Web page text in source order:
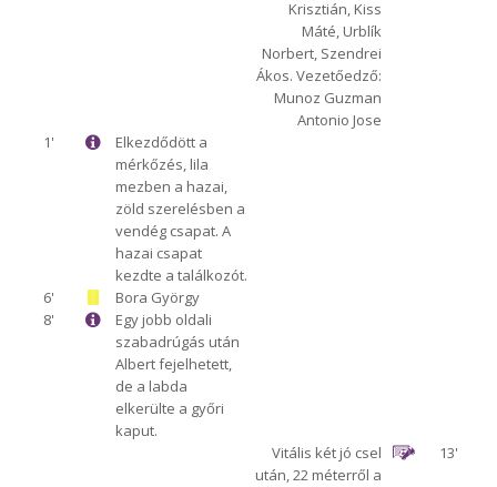
Krisztián, Kiss
Máté, Urblík
Norbert, Szendrei
Ákos. Vezetőedző:
Munoz Guzman
Antonio Jose
1'
Elkezdődött a
mérkőzés, lila
mezben a hazai,
zöld szerelésben a
vendég csapat. A
hazai csapat
kezdte a találkozót.
6'
Bora György
8'
Egy jobb oldali
szabadrúgás után
Albert fejelhetett,
de a labda
elkerülte a győri
kaput.
13'
Vitális két jó csel
után, 22 méterről a